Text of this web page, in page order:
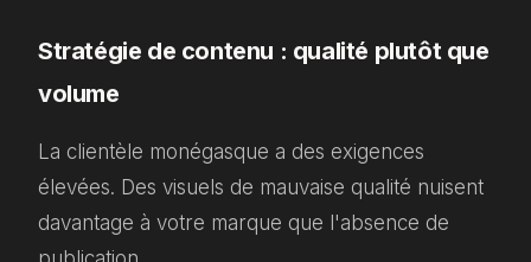
Stratégie de contenu : qualité plutôt que
volume
La clientèle monégasque a des exigences
élevées. Des visuels de mauvaise qualité nuisent
davantage à votre marque que l'absence de